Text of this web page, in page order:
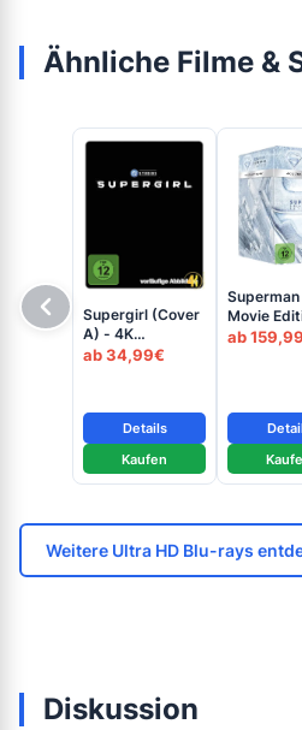
Ähnliche Filme &
Supergirl (Cover
A) - 4K
Steelbook (UHD
ab 34,99€
Details
Kaufen
Movie
4K
ab
Weitere Ultra HD Blu-rays
Diskussion